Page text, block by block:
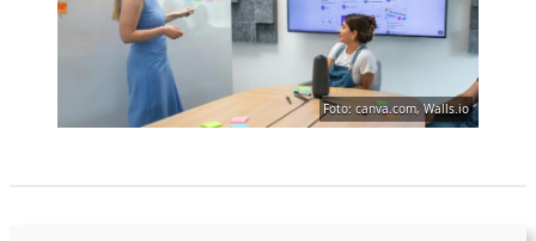
Foto: canva.com, Walls.io